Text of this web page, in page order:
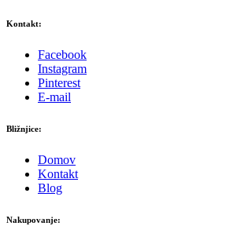
Kontakt:
Facebook
Instagram
Pinterest
E-mail
Bližnjice:
Domov
Kontakt
Blog
Nakupovanje: